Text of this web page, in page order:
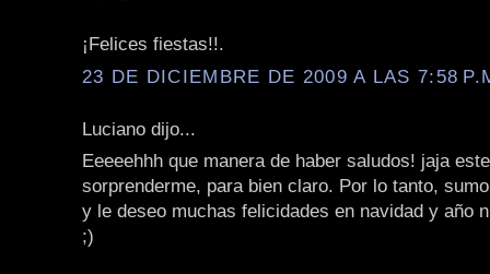
¡Felices fiestas!!.
23 DE DICIEMBRE DE 2009 A LAS 7:58
Luciano dijo...
Eeeeehhh que manera de haber saludos! jaja
sorprenderme, para bien claro. Por lo tanto,
y le deseo muchas felicidades en navidad y año
;)